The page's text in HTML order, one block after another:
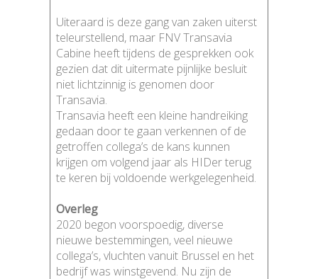
Uiteraard is deze gang van zaken uiterst
teleurstellend, maar FNV Transavia
Cabine heeft tijdens de gesprekken ook
gezien dat dit uitermate pijnlijke besluit
niet lichtzinnig is genomen door
Transavia.
Transavia heeft een kleine handreiking
gedaan door te gaan verkennen of de
getroffen collega’s de kans kunnen
krijgen om volgend jaar als HIDer terug
te keren bij voldoende werkgelegenheid.
Overleg
2020 begon voorspoedig, diverse
nieuwe bestemmingen, veel nieuwe
collega’s, vluchten vanuit Brussel en het
bedrijf was winstgevend. Nu zijn de